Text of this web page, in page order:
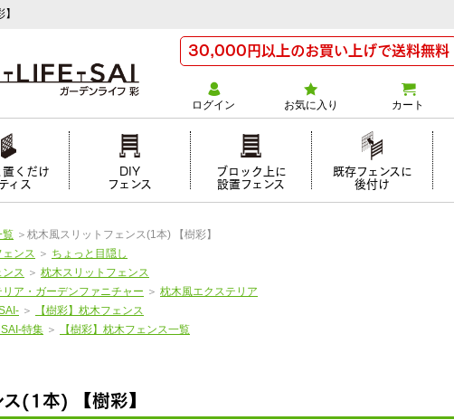
30,000円以上のお買い上げで送料無料
ログイン お気に入り カート
くだけ
ィス
DIY
フェンス
ブロック上に
設置フェンス
既存フェンスに
後付け
覧 ＞ 枕木風スリットフェンス(1本) 【樹彩】
ェンス ＞ ちょっと目隠し
ス ＞ 枕木スリットフェンス
ア・ガーデンファニチャー ＞ 枕木風エクステリア
＞
【樹彩】枕木フェンス
特集 ＞ 【樹彩】枕木フェンス一覧
(1本) 【樹彩】